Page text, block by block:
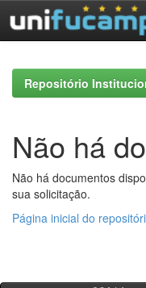
navigationRepositório
Não há
Não há documentos
sua solicitação.
Página inicial do